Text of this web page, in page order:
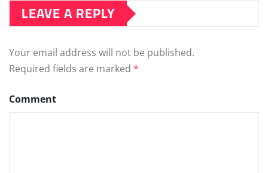
LEAVE A REPLY
Your email address will not be published.
Required fields are marked *
Comment